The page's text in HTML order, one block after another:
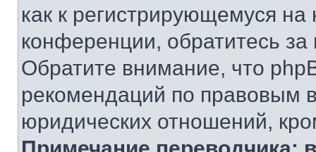
как к регистрирующемуся
конференции, обратитесь
Обратите внимание, что
рекомендаций по правовым
юридических отношений,